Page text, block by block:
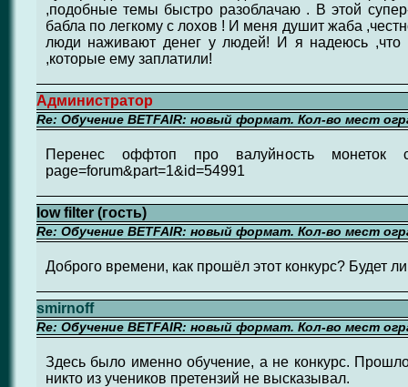
,подобные темы быстро разоблачаю . В этой
бабла по легкому с лохов ! И меня душит жаба
люди наживают денег у людей! И я надеюсь ,что
,которые ему заплатили!
Администратор
Re: Обучение BETFAIR: новый формат. Кол-во мест
Перенес оффтоп про валуйность монеток
page=forum&part=1&id=54991
low filter (гость)
Re: Обучение BETFAIR: новый формат. Кол-во мест
Доброго времени, как прошёл этот конкурс? Будет
smirnoff
Re: Обучение BETFAIR: новый формат. Кол-во мест
Здесь было именно обучение, а не конкурс.
никто из учеников претензий не высказывал.